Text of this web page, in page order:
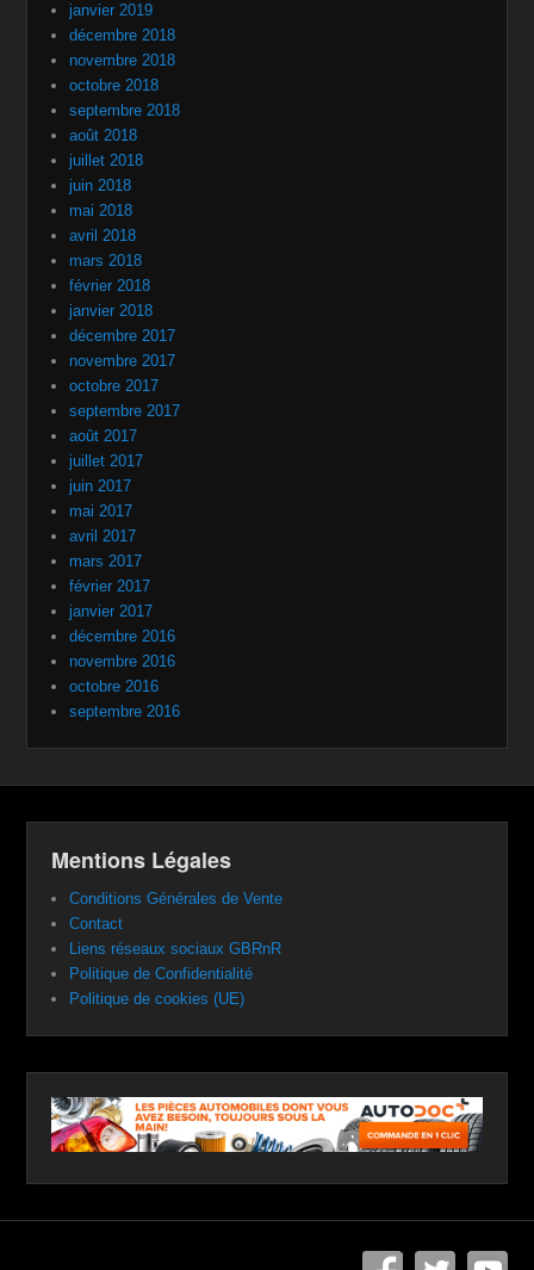
janvier 2019
décembre 2018
novembre 2018
octobre 2018
septembre 2018
août 2018
juillet 2018
juin 2018
mai 2018
avril 2018
mars 2018
février 2018
janvier 2018
décembre 2017
novembre 2017
octobre 2017
septembre 2017
août 2017
juillet 2017
juin 2017
mai 2017
avril 2017
mars 2017
février 2017
janvier 2017
décembre 2016
novembre 2016
octobre 2016
septembre 2016
Mentions Légales
Conditions Générales de Vente
Contact
Liens réseaux sociaux GBRnR
Politique de Confidentialité
Politique de cookies (UE)